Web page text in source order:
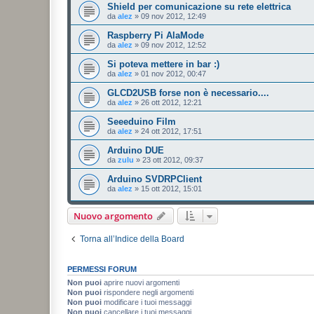
Shield per comunicazione su rete elettrica
da alez » 09 nov 2012, 12:49
Raspberry Pi AlaMode
da alez » 09 nov 2012, 12:52
Si poteva mettere in bar :)
da alez » 01 nov 2012, 00:47
GLCD2USB forse non è necessario....
da alez » 26 ott 2012, 12:21
Seeeduino Film
da alez » 24 ott 2012, 17:51
Arduino DUE
da zulu » 23 ott 2012, 09:37
Arduino SVDRPClient
da alez » 15 ott 2012, 15:01
Nuovo argomento
Torna all’Indice della Board
PERMESSI FORUM
Non puoi aprire nuovi argomenti
Non puoi rispondere negli argomenti
Non puoi modificare i tuoi messaggi
Non puoi cancellare i tuoi messaggi